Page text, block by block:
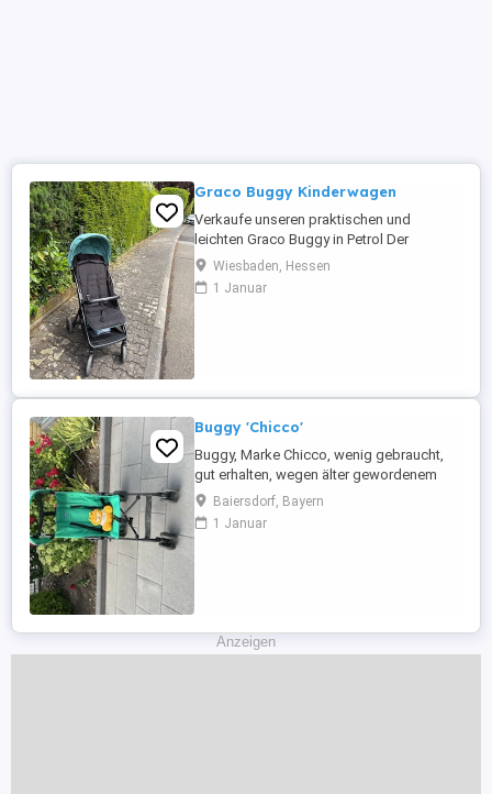
Graco Buggy Kinderwagen
Verkaufe unseren praktischen und
leichten Graco Buggy in Petrol Der
Kinderwagen lässt sich super einfach
zusammenklappen und ist dadurch
perfekt für Reisen, Spaziergänge oder
Wiesbaden, Hessen
1 Januar
Buggy 'Chicco'
Buggy, Marke Chicco, wenig gebraucht,
gut erhalten, wegen älter gewordenem
Kind zu verkaufen.
Baiersdorf, Bayern
1 Januar
Anzeigen